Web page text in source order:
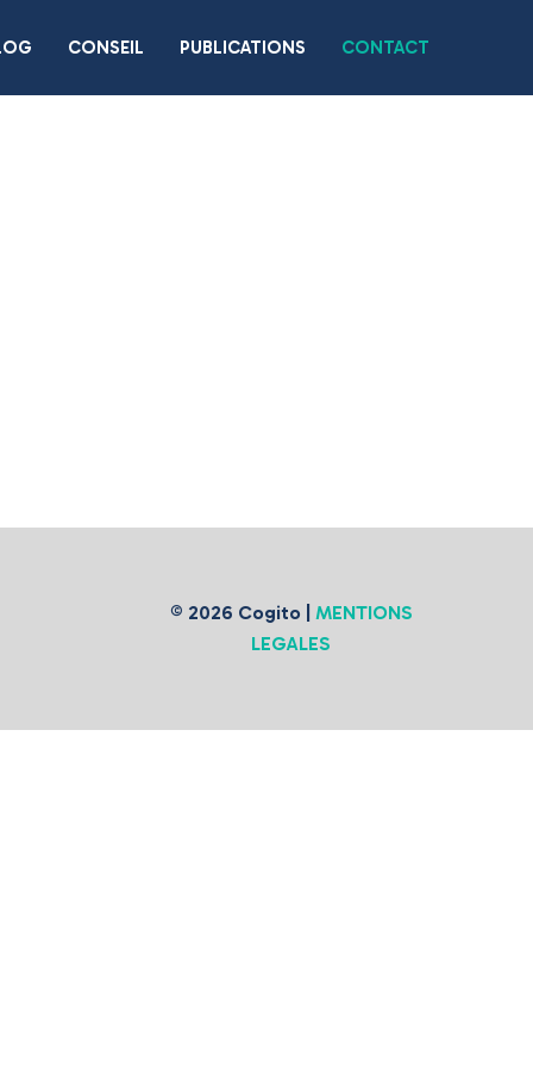
CONSEIL PUBLICATIONS CONTACT
© 2026 Cogito | MENTIONS
LEGALES